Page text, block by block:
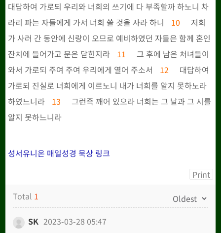
대답하여 가로되 우리와 너희의 쓰기에 다 부족할까 하노니 차
라리 파는 자들에게 가서 너희 쓸 것을 사라 하니
10
저희
가 사러 간 동안에 신랑이 오므로 예비하였던 자들은 함께 혼인
잔치에 들어가고 문은 닫힌지라
11
그 후에 남은 처녀들이
와서 가로되 주여 주여 우리에게 열어 주소서
12
대답하여
가로되 진실로 너희에게 이르노니 내가 너희를 알지 못하노라
하였느니라
13
그런즉 깨어 있으라 너희는 그 날과 그 시를
알지 못하느니라
성서유니온 매일성경 묵상 링크
Print
Total 1
SK 2023-03-28 05:47